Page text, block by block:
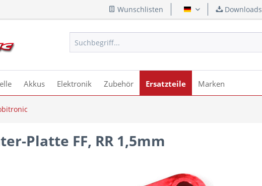
Wunschlisten Deutsch Downloads
Akkus Elektronik Zubehör Ersatzteile Marken
Platte FF, RR 1,5mm